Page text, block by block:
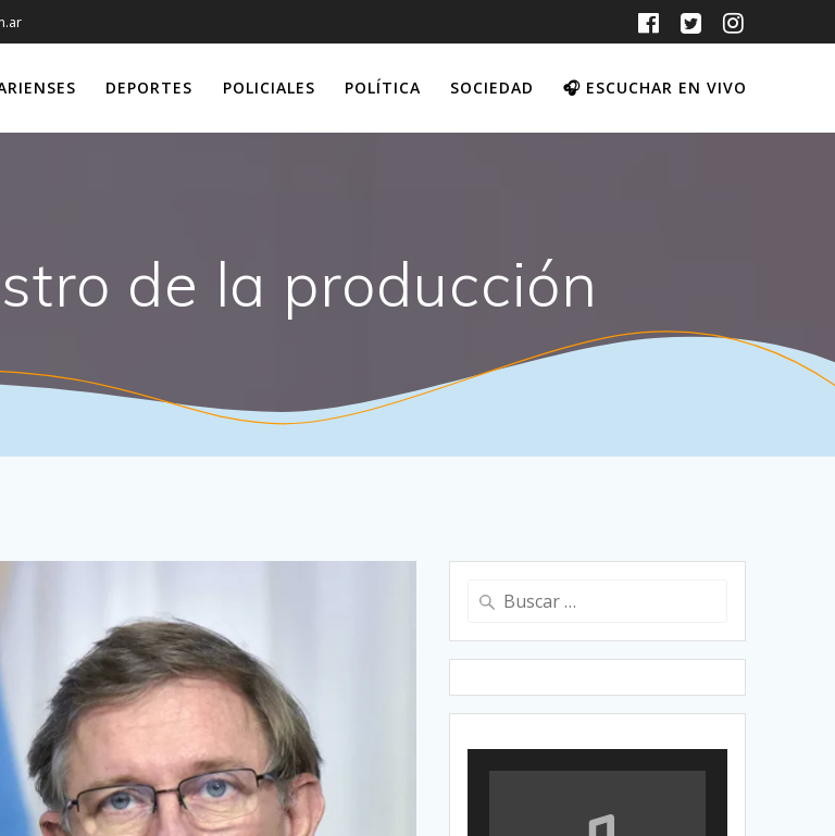
DEPORTES POLICIALES POLÍTICA SOCIEDAD 🎧 ESCUCHAR EN VIVO
de la producción
Buscar: